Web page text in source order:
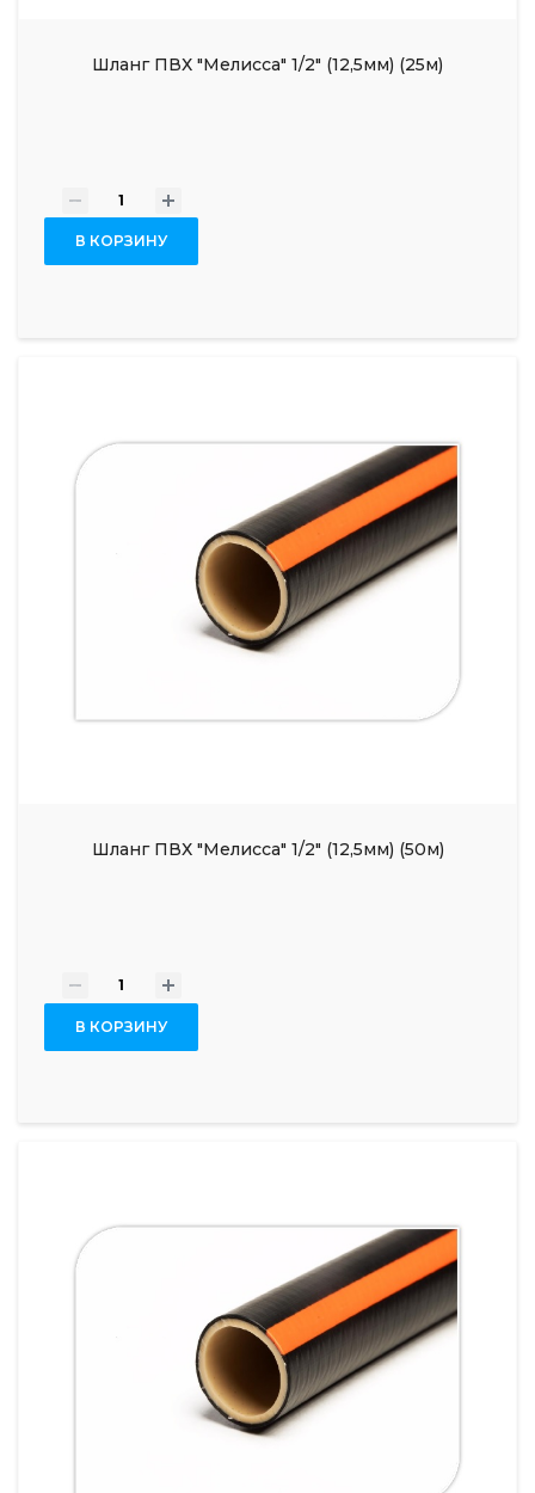
Шланг ПВХ "Мелисса" 1/2" (12,5мм) (25м)
- +
В КОРЗИНУ
Шланг ПВХ "Мелисса" 1/2" (12,5мм) (50м)
- +
В КОРЗИНУ